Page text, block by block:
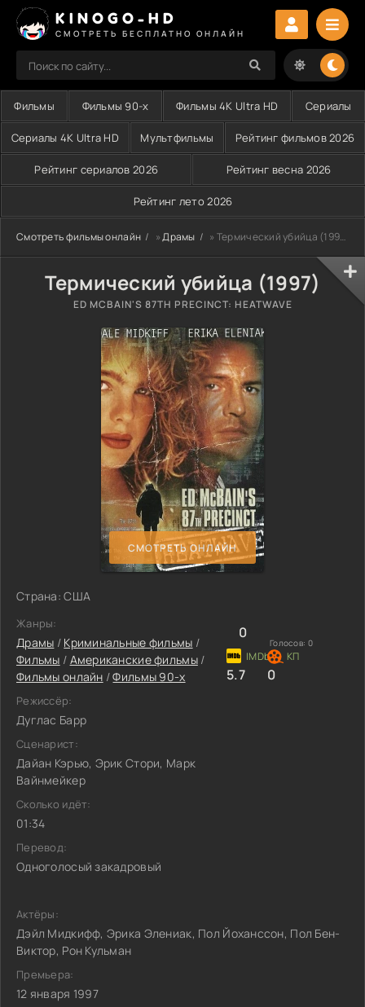
KINOGO-HD
СМОТРЕТЬ БЕСПЛАТНО ОНЛАЙН
Фильмы Фильмы 90-х Фильмы 4K Ultra HD Сериалы
Сериалы 4K Ultra HD Мультфильмы Рейтинг фильмов 2026
Рейтинг сериалов 2026 Рейтинг весна 2026
Рейтинг лето 2026
Смотреть фильмы онлайн »Драмы » Термический убийца (1997)
Термический убийца (1997)
ED MCBAIN'S 87TH PRECINCT: HEATWAVE
СМОТРЕТЬ ОНЛАЙН
Страна: США
Жанры:
Драмы / Криминальные фильмы /
Фильмы / Американские фильмы/
Фильмы онлайн /Фильмы 90-х
Режиссёр:
Дуглас Барр
Сценарист:
Дайан Кэрью, Эрик Стори, Марк
Вайнмейкер
Сколько идёт:
01:34
Перевод:
Одноголосый закадровый
0
Голосов: 0
5.7 0
Актёры:
Дэйл Мидкифф, Эрика Элениак, Пол Йоханссон, Пол Бен-
Виктор, Рон Кульман
Премьера:
12 января 1997